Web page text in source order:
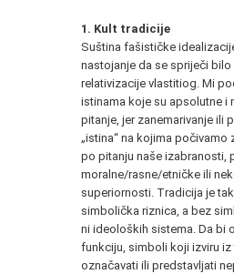
1. Kult tradicije
Suština fašističke
nastojanje da se spriječi bilo
relativizacije vlastitiog. Mi
istinama koje su apsolutne i
pitanje, jer zanemarivanje ili
„istina“ na kojima
po pitanju naše izabranosti,
moralne/rasne/etničke ili
superiornosti. Tradicija je
simbolička riznica, a bez
ni ideoloških sistema. Da bi
funkciju, simboli koji izviru iz
označavati ili predstavljati